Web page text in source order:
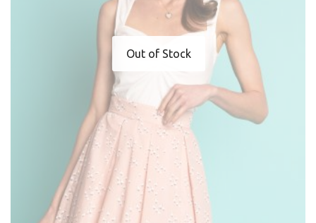
Out of Stock